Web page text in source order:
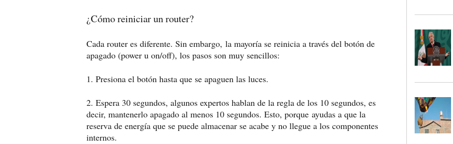
¿Cómo reiniciar un router?
Cada router es diferente. Sin embargo, la mayoría se reinicia a través del botón de
apagado (power u on/off), los pasos son muy sencillos:
1. Presiona el botón hasta que se apaguen las luces.
2. Espera 30 segundos, algunos expertos hablan de la regla de los 10 segundos, es
decir, mantenerlo apagado al menos 10 segundos. Esto, porque ayudas a que la
reserva de energía que se puede almacenar se acabe y no llegue a los componentes
internos.